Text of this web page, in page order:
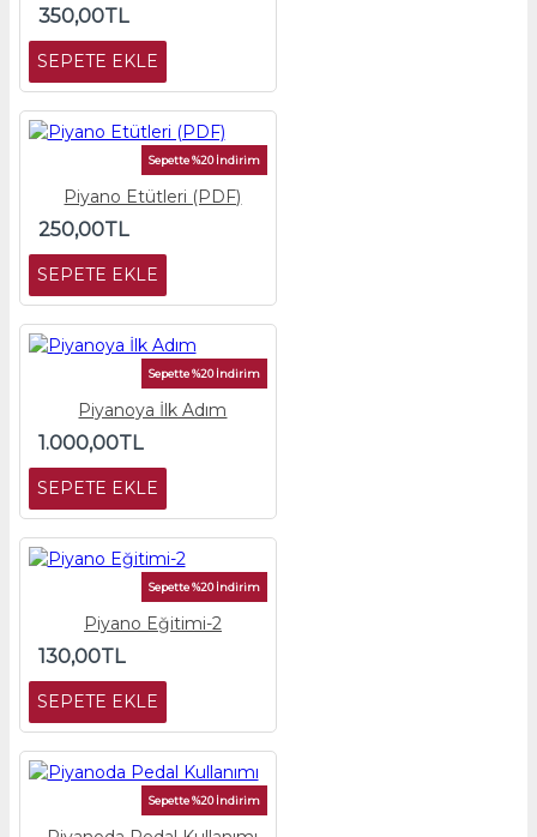
350,00TL
SEPETE EKLE
Sepette %20 İndirim
Piyano Etütleri (PDF)
250,00TL
SEPETE EKLE
Sepette %20 İndirim
Piyanoya İlk Adım
1.000,00TL
SEPETE EKLE
Sepette %20 İndirim
Piyano Eğitimi-2
130,00TL
SEPETE EKLE
Sepette %20 İndirim